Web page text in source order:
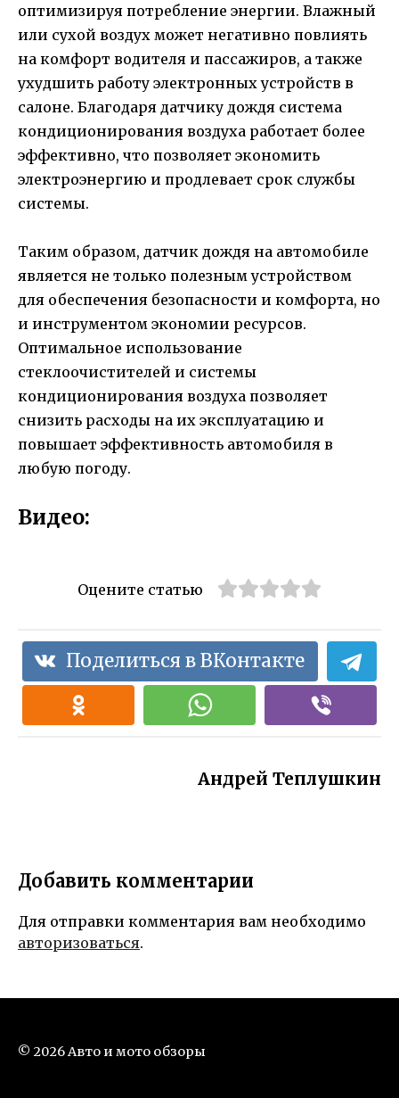
оптимизируя потребление энергии. Влажный
или сухой воздух может негативно повлиять
на комфорт водителя и пассажиров, а также
ухудшить работу электронных устройств в
салоне. Благодаря датчику дождя система
кондиционирования воздуха работает более
эффективно, что позволяет экономить
электроэнергию и продлевает срок службы
системы.
Таким образом, датчик дождя на автомобиле
является не только полезным устройством
для обеспечения безопасности и комфорта, но
и инструментом экономии ресурсов.
Оптимальное использование
стеклоочистителей и системы
кондиционирования воздуха позволяет
снизить расходы на их эксплуатацию и
повышает эффективность автомобиля в
любую погоду.
Видео:
Оцените статью
Поделиться в ВКонтакте
Андрей Теплушкин
Добавить комментарии
Для отправки комментария вам необходимо
авторизоваться.
© 2026 Авто и мото обзоры